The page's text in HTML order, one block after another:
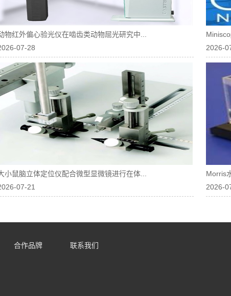
物红外偏心验光仪在啮齿类动物屈光研究中...
07-28
2026-
小鼠脑立体定位仪配合微型显微镜进行在体...
07-21
Morris
2026-
合作品牌 联系我们